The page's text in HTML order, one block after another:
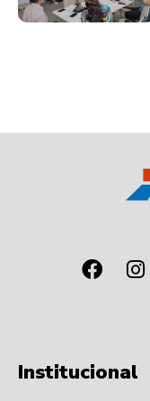
Institucional